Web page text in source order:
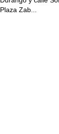
Plaza Zab...